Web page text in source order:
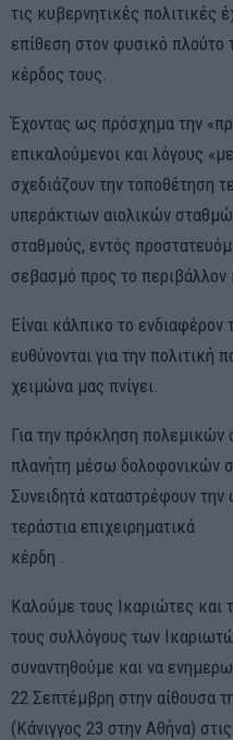
τις κυβερνητικές πολιτικές
επίθεση στον φυσικό πλούτο
κέρδος τους.
Έχοντας ως πρόσχημα την
επικαλούμενοι και λόγους
σχεδιάζουν την τοποθέτηση
υπεράκτιων αιολικών
σταθμούς, εντός
σεβασμό προς το περιβάλλον
Είναι κάλπικο το
ευθύνονται για την πολιτική
χειμώνα μας πνίγει.
Για την πρόκληση
πλανήτη μέσω δολοφονικών
Συνειδητά καταστρέφουν
τεράστια επιχειρηματικά
κέρδη .
Καλούμε τους Ικαριώτες και
τους συλλόγους των
συναντηθούμε και να
22 Σεπτέμβρη στην αίθουσα
(Κάνιγγος 23 στην Αθήνα)